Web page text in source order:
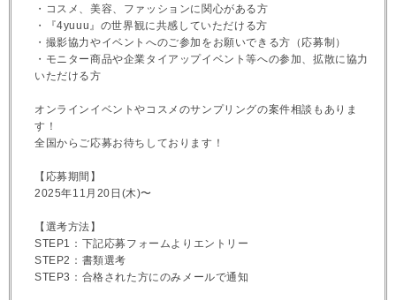
・コスメ、美容、ファッションに関心がある方
・『4yuuu』の世界観に共感していただける方
・撮影協力やイベントへのご参加をお願いできる方（応募制）
・モニター商品や企業タイアップイベント等への参加、拡散に協力
いただける方
オンラインイベントやコスメのサンプリングの案件相談もありま
す！
全国からご応募お待ちしております！
【応募期間】
2025年11月20日(木)〜
【選考方法】
STEP1：下記応募フォームよりエントリー
STEP2：書類選考
STEP3：合格された方にのみメールで通知